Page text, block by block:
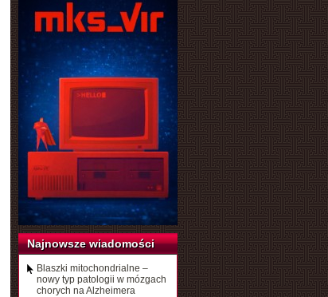
Najnowsze wiadomości
Blaszki mitochondrialne –
nowy typ patologii w mózgach
chorych na Alzheimera